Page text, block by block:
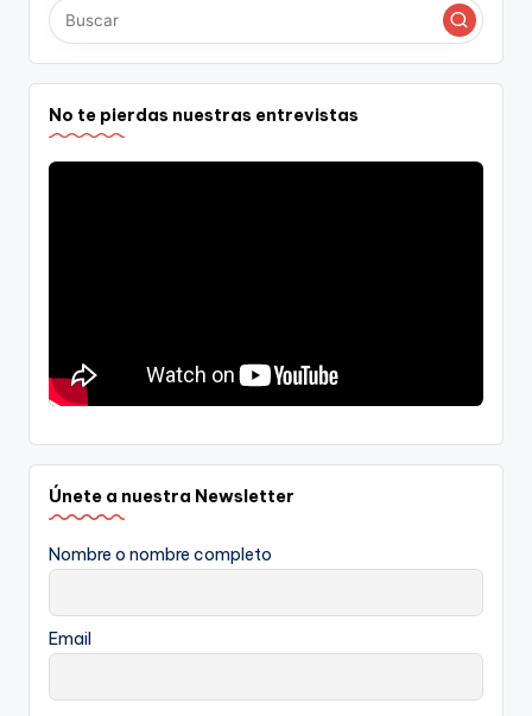
No te pierdas nuestras entrevistas
Únete a nuestra Newsletter
Nombre o nombre completo
Email